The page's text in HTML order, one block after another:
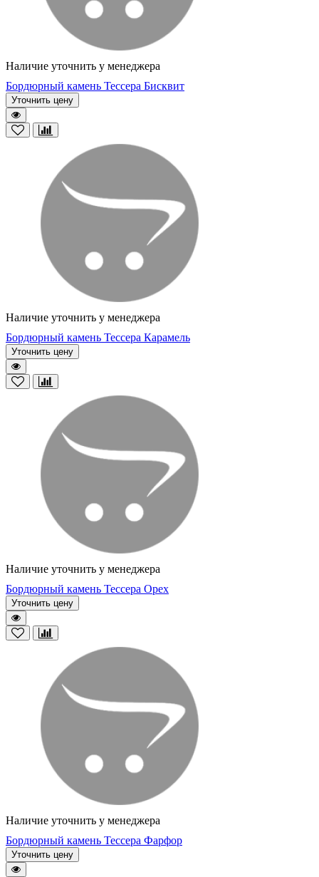
Наличие уточнить у менеджера
Бордюрный камень Тессера Бисквит
Уточнить цену
Наличие уточнить у менеджера
Бордюрный камень Тессера Карамель
Уточнить цену
Наличие уточнить у менеджера
Бордюрный камень Тессера Орех
Уточнить цену
Наличие уточнить у менеджера
Бордюрный камень Тессера Фарфор
Уточнить цену